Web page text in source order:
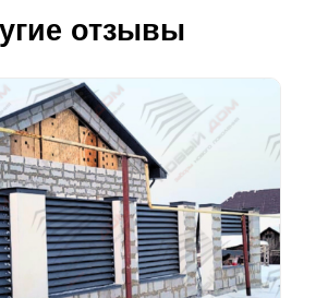
отзывы